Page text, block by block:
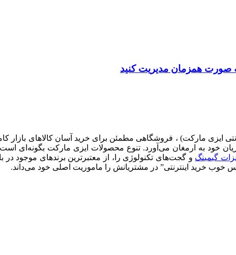
خود به ارمغان می‌آورد. تنوع محصولات ایزی مارکت بگونه‌ای است
گیمینگ و گجت‌های تکنولوژی را، از معتبرترین برندهای موجود در
خوب خرید اینترنتی” در مشتریانش را ماموریت اصلی خود می‌داند.